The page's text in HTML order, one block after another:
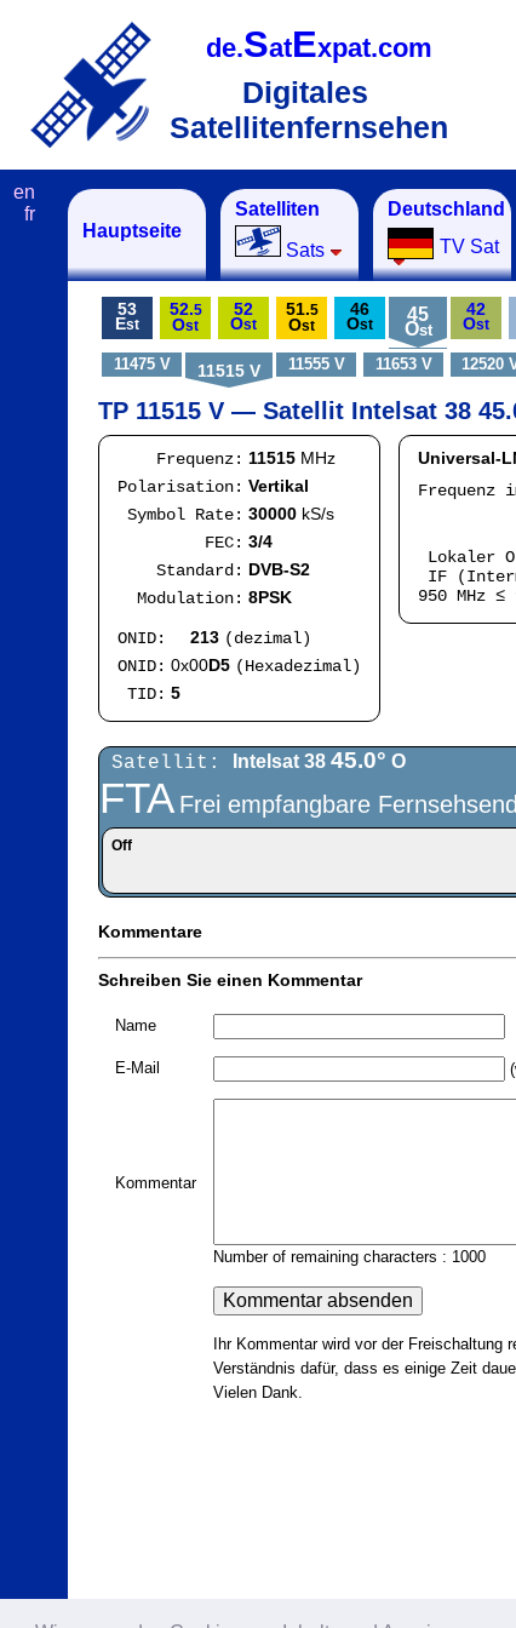
de.SatExpat.com
Digitales
Satellitenfernsehen
Hauptseite
Satelliten
Sats
Deutschland
TV Sat
en
fr
53
Est
52.5
Ost
52
Ost
51.5
Ost
46
Ost 45
Ost
42
Ost
11475 V 11515 V 11555 V 11653 V 12520
TP 11515 V — Satellit Intelsat 38
Frequenz: 11515 MHz
Polarisation: Vertikal
Symbol Rate: 30000 kS/s
FEC: 3/4
Standard: DVB-S2
Modulation: 8PSK
ONID: 213 (dezimal)
ONID: 0x00D5 (Hexadezimal)
TID: 5
Universal-
Frequenz
Lokaler
IF
950 MHz ≤
Satellit: Intelsat 38 45.0° O
FTA Frei empfangbare
Off
Kommentare
Schreiben Sie einen Kommentar
Name
E-Mail
Kommentar
Number of remaining characters : 1000
Ihr Kommentar wird vor der
Verständnis dafür, dass es einige Zeit
Vielen Dank.